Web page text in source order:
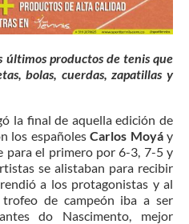
últimos productos de tenis que
bolas, cuerdas, zapatillas y
la final de aquella edición de
los españoles Carlos Moyáy
para el primero por 6-3, 7-5 y
se alistaban para recibir
a los protagonistas y al
de campeón iba a ser
do Nascimento, mejor